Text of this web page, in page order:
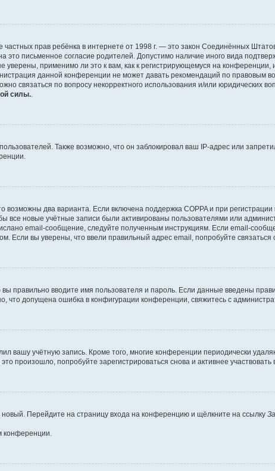
прав ребёнка в интернете от 1998 г. — это закон Соединённых
письменное согласие родителей. Допустимо наличие иного вида
применимо ли это к вам, как к регистрирующемуся на конференции,
данной конференции не может давать рекомендаций по правовым
связаться по вопросу некорректного использования и/или юридических
силы.
Также возможно, что он заблокировал ваш IP-адрес или
два варианта. Если включена поддержка COPPA и при
все новые учётные записи были активированы пользователями или
email-сообщение, следуйте полученным инструкциям. Если email-
Если вы уверены, что ввели правильный адрес email, попробуйте связаться
правильно вводите имя пользователя и пароль. Если данные введены
что допущена ошибка в конфигурации конференции, свяжитесь с
вашу учётную запись. Кроме того, многие конференции периодически
попробуйте зарегистрироваться снова и активнее участвовать в
Перейдите на страницу входа на конференцию и щёлкните на ссылку
конференции.